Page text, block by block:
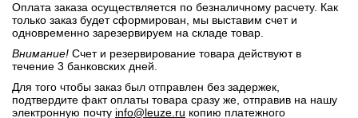
Оплата заказа осуществляется по безналичному расчету. Как
только заказ будет сформирован, мы выставим счет и
одновременно зарезервируем на складе товар.
Внимание! Счет и резервирование товара действуют в
течение 3 банковских дней.
Для того чтобы заказ был отправлен без задержек,
подтвердите факт оплаты товара сразу же, отправив на нашу
электронную почту info@leuze.ru копию платежного